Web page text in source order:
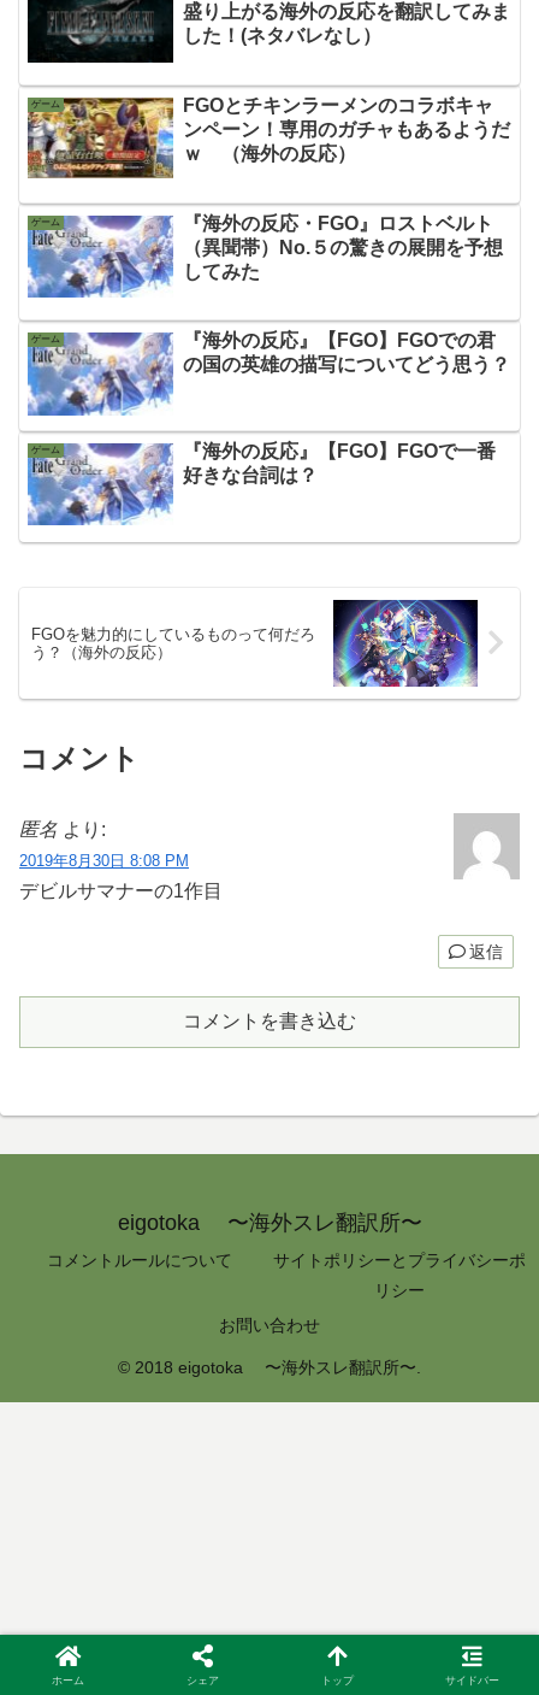
盛り上がる海外の反応を翻訳してみま
した！(ネタバレなし）
ゲーム
FGOとチキンラーメンのコラボキャ
ンペーン！専用のガチャもあるようだ
ｗ （海外の反応）
ゲーム
『海外の反応・FGO』ロストベルト
（異聞帯）No.５の驚きの展開を予想
してみた
ゲーム
『海外の反応』【FGO】FGOでの君
の国の英雄の描写についてどう思う？
ゲーム
『海外の反応』【FGO】FGOで一番
好きな台詞は？
FGOを魅力的にしているものって何だろ
う？（海外の反応）
コメント
匿名 より:
2019年8月30日 8:08 PM
デビルサマナーの1作目
返信
コメントを書き込む
eigotoka 〜海外スレ翻訳所〜
コメントルールについて
サイトポリシーとプライバシーポ
リシー
お問い合わせ
© 2018 eigotoka 〜海外スレ翻訳所〜.
ホーム シェア トップ サイドバー